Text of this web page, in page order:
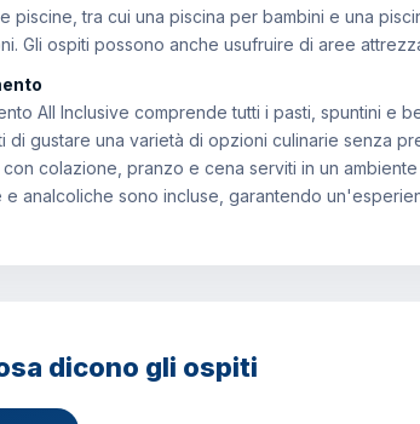
piscine, tra cui una piscina per bambini e una
Gli ospiti possono anche usufruire di aree
All Inclusive comprende tutti i pasti, spuntini e
di gustare una varietà di opzioni culinarie senza
con colazione, pranzo e cena serviti in un
e analcoliche sono incluse, garantendo
dicono gli ospiti